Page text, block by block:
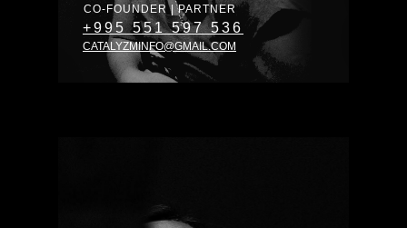
CO-FOUNDER | PARTNER
+995 551 597 536
CATALYZMINFO@GMAIL.COM